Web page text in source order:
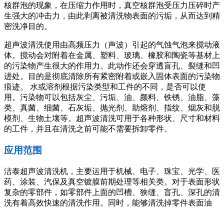
核群泡的现象，在压缩力作用时，真空核群泡受压力压碎时产
生强大的冲击力，由此剥离被清洗物表面的污垢，从而达到精
密洗净目的。
超声波清洗使用由高频压力（声波）引起的气蚀气泡来搅动液
体。搅动会对附着在金属、塑料、玻璃、橡胶和陶瓷等基材上
的污染物产生很大的作用力。此动作还会穿透盲孔、裂缝和凹
进处。目的是彻底清除所有紧密附着或嵌入固体表面的污染物
痕迹。 水或溶剂根据污染类型和工件的不同，是否可以使
用。污染物可以包括灰尘、污垢、油、颜料、铁锈、油脂、藻
类、真菌、细菌、石灰垢、抛光剂、助熔剂、指纹、烟灰和脱
模剂、生物土壤等。超声波清洗可用于各种形状、尺寸和材料
的工件，并且在清洗之前可能不需要拆卸零件。
应用范围
洁泰超声波清洗机，主要运用于机械、电子、珠宝、光学、医
药、涂装、汽保及真空镀膜前期处理等相关类。对于表面形状
复杂的零部件，如零部件上面的凹槽、狭缝、盲孔、深孔的清
洗有着高效快速的清洗作用。同时，能够清洗掉零件表面油